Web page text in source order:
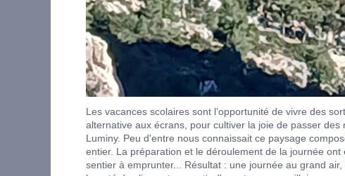
Les vacances scolaires sont l’opportunité de vivre des
alternative aux écrans, pour cultiver la joie de passer
Luminy. Peu d'entre nous connaissait ce paysage
entier. La préparation et le déroulement de la journée
sentier à emprunter... Résultat : une journée au grand